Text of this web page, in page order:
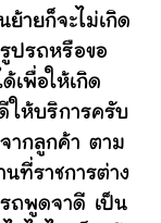
ายก็จะไม่เกิด
ปรถหรือขอ
เพื่อให้เกิด
ให้บริการครับ
ากลูกค้า ตาม
ที่ราชการต่าง
ถพูดจาดี เป็น